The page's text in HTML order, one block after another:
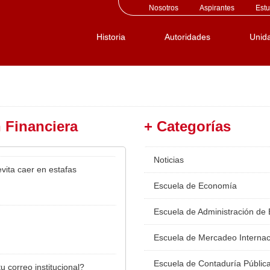
Nosotros Aspirantes
Historia Autoridades
Financiera
caer en estafas
correo institucional?
+ Categorías
Noticias
Escuela de Economía
Escuela de Administración de
Escuela de Mercadeo
Escuela de Contaduría